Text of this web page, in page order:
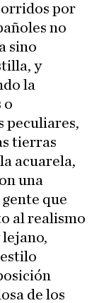
por
no
sino
y
la
o
peculiares,
tierras
acuarela,
una
que
al realismo
lejano,
de los